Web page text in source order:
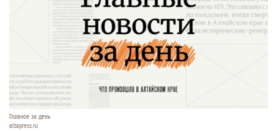
Главное за день
altapress.ru